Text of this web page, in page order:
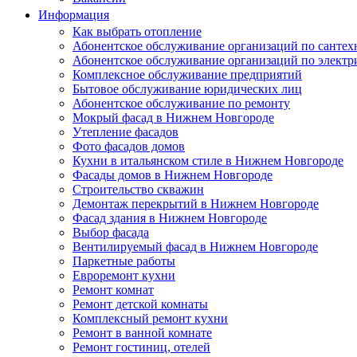
Информация
Как выбрать отопление
Абонентское обслуживание организаций по
Абонентское обслуживание организаций по
Комплексное обслуживание предприятий
Бытовое обслуживание юридических лиц
Абонентское обслуживание по ремонту
Мокрый фасад в Нижнем Новгороде
Утепление фасадов
Фото фасадов домов
Кухни в итальянском стиле в Нижнем Новгороде
Фасады домов в Нижнем Новгороде
Строительство скважин
Демонтаж перекрытий в Нижнем Новгороде
Фасад здания в Нижнем Новгороде
Выбор фасада
Вентилируемый фасад в Нижнем Новгороде
Паркетные работы
Евроремонт кухни
Ремонт комнат
Ремонт детской комнаты
Комплексный ремонт кухни
Ремонт в ванной комнате
Ремонт гостиниц, отелей